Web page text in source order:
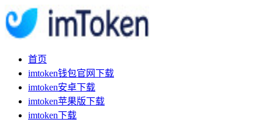
首页
imtoken钱包官网下载
imtoken安卓下载
imtoken苹果版下载
imtoken下载